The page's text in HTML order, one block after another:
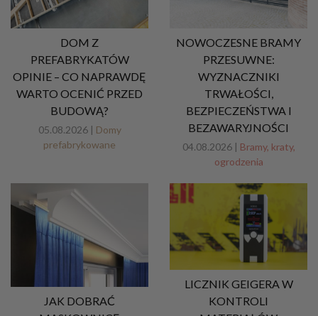
DOM Z
PREFABRYKATÓW
OPINIE – CO NAPRAWDĘ
WARTO OCENIĆ PRZED
BUDOWĄ?
05.08.2026 | Domy
prefabrykowane
NOWOCZESNE BRAMY
PRZESUWNE:
WYZNACZNIKI
TRWAŁOŚCI,
BEZPIECZEŃSTWA I
BEZAWARYJNOŚCI
04.08.2026 | Bramy, kraty,
ogrodzenia
JAK DOBRAĆ
LICZNIK GEIGERA W
KONTROLI